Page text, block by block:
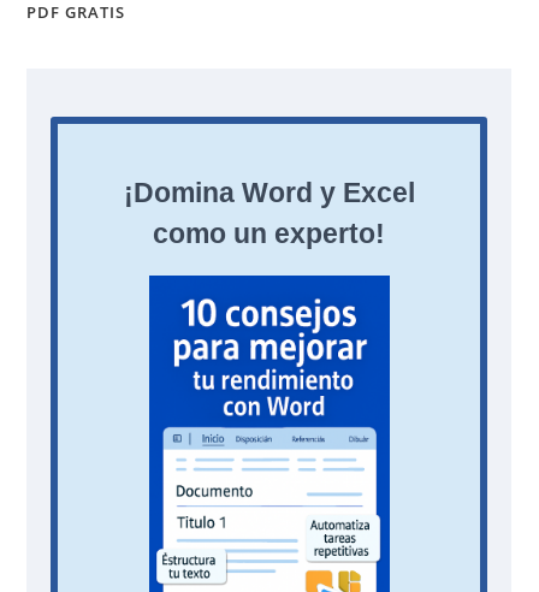
PDF GRATIS